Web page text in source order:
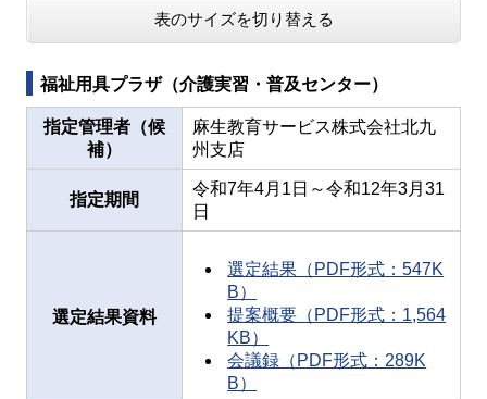
表のサイズを切り替える
福祉用具プラザ（介護実習・普及センター）
指定管理者（候
補）
麻生教育サービス株式会社北九
州支店
指定期間
令和7年4月1日～令和12年3月31
日
選定結果資料
選定結果（PDF形式：547K
B）
提案概要（PDF形式：1,564
KB）
会議録（PDF形式：289K
B）